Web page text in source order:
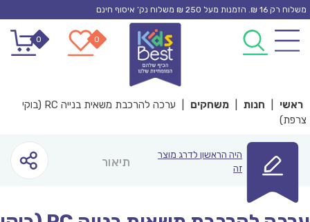
Skip
content
משלוח רק 16 ₪. הזמנות מעל 250 ₪ משלוח נק’ איסוף חינם
0
0
ראשי חנות משחקים
ערכה להרכבת משאית בנייה RC (בוקי
צרפת)
היה הראשון לדרג מוצר
זה
תיאור